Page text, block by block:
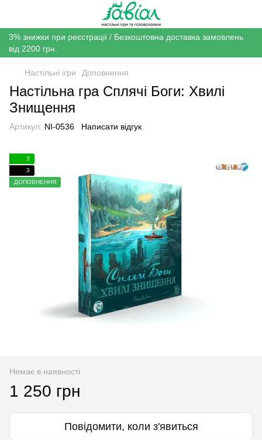
3% знижки при реєстрації / Безкоштовна доставка замовлень
від 2200 грн.
Настільні ігри Доповнення
Настільна гра Сплячі Боги: Хвилі
Знищення
Артикул: NI-0536 Написати відгук
3
3
ДОПОВНЕННЯ
Немає в наявності
1 250 грн
Повідомити, коли з'явиться